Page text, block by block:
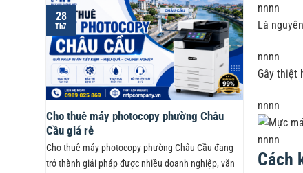
Cho thuê máy photocopy phường Châu
Cầu giá rẻ
Cho thuê máy photocopy phường Châu Cầu đang
trở thành giải pháp được nhiều doanh nghiệp, văn
28
Th7
nnnn
Là
nnnn
Gây thiệt
nnnn
nnnn
Cách